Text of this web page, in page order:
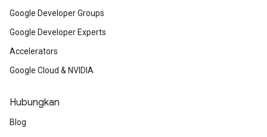
Google Developer Groups
Google Developer Experts
Accelerators
Google Cloud & NVIDIA
Hubungkan
Blog